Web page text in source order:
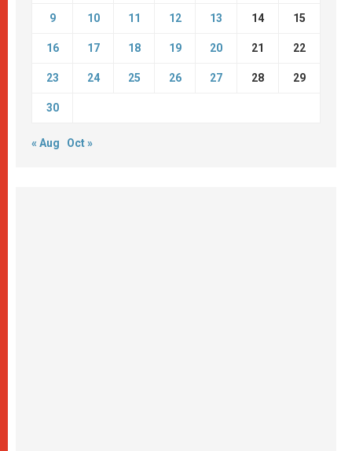
9 10 11 12 13 14 15
16 17 18 19 20 21 22
23 24 25 26 27 28 29
30
« Aug Oct »